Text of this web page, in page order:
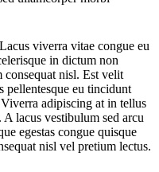
viverra vitae congue eu
in dictum non
consequat nisl. Est velit
pellentesque eu tincidunt
adipiscing at in tellus
lacus vestibulum sed arcu
egestas congue quisque
nisl vel pretium lectus.